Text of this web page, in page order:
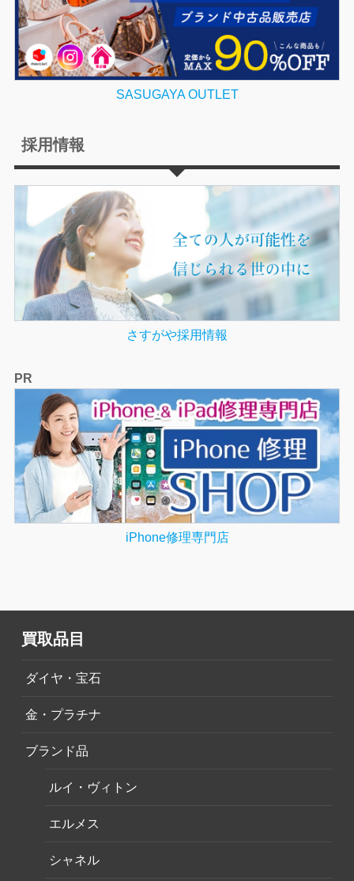
SASUGAYA OUTLET
採用情報
さすがや採用情報
PR
iPhone修理専門店
買取品目
ダイヤ・宝石
金・プラチナ
ブランド品
ルイ・ヴィトン
エルメス
シャネル